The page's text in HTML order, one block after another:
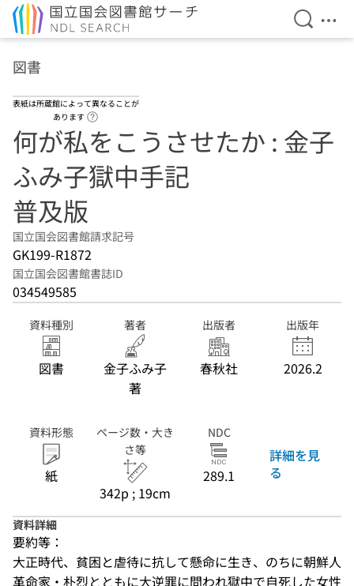
検索を
メ
図書
表紙は所蔵館によって異なることが
あります
何が私をこうさせたか : 金子
ふみ子獄中手記
普及版
国立国会図書館請求記号
GK199-R1872
国立国会図書館書誌ID
034549585
資料種別
図書
著者
金子ふみ子
著
出版者
春秋社
出版年
2026.2
資料形態
紙
ページ数・大き
さ等
342p ; 19cm
NDC
289.1
詳細を見
る
資料詳細
要約等：
大正時代、貧困と虐待に抗して懸命に生き、のちに朝鮮人
革命家・朴烈とともに大逆罪に問われ獄中で自死した女性